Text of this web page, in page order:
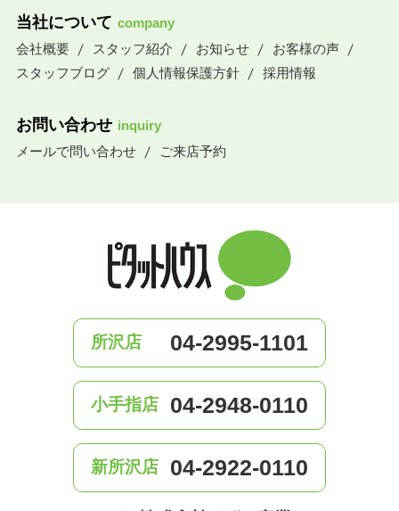
当社について company
会社概要
スタッフ紹介 お知らせ
お客様の声
スタッフブログ
個人情報保護方針 採用情報
お問い合わせ inquiry
メールで問い合わせ
ご来店予約
所沢店 04-2995-1101
小手指店 04-2948-0110
新所沢店 04-2922-0110